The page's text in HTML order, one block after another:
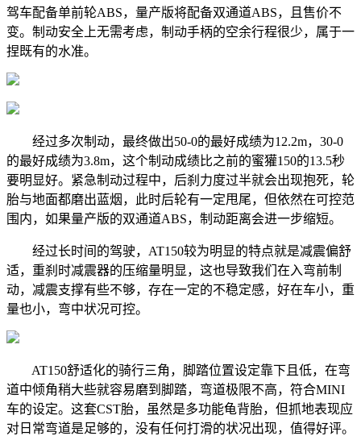
驾车配备单前轮ABS，量产版将配备双通道ABS，且售价不
变。制动安全上无需考虑，制动手柄的空余行程很少，属于一
捏既有的水准。
经过多次制动，最终做出50-0的最好成绩为12.2m，30-0
的最好成绩为3.8m，这个制动成绩比之前的蜜獾150的13.5秒
要明显好。紧急制动过程中，后刹力度过半就会出现抱死，轮
胎与地面都磨出蓝烟，此时后轮有一定甩尾，但依然在可控范
围内，如果量产版的双通道ABS，制动距离会进一步缩短。
经过长时间的驾驶，AT150较为明显的特点就是减震偏舒
适，重刹时减震器的压缩量明显，这也导致我们在入弯前制
动，减震支撑有些不够，存在一定的不稳定感，好在车小，重
量也小，弯中状况可控。
AT150舒适化的骑行三角，脚踏位置设定靠下且低，在弯
道中倾角稍大些就容易磨到脚踏，弯道极限不高，符合MINI
车的设定。这套CST胎，虽然是多功能龟背胎，但抓地表现应
对日常弯道是足够的，没有任何打滑的状况出现，值得好评。